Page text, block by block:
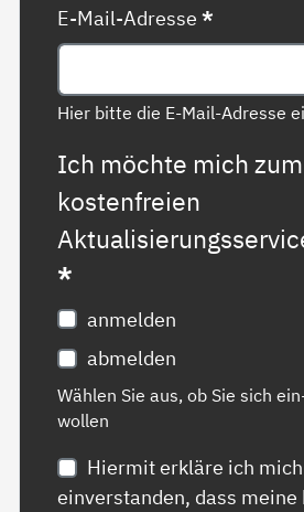
E-Mail-Adresse*
Hier bitte die E-Mail-Adresse
Ich möchte mich zum
kostenfreien
*
anmelden
abmelden
Wählen Sie aus, ob Sie sich
wollen
Hiermit erkläre ich mich
einverstanden, dass meine